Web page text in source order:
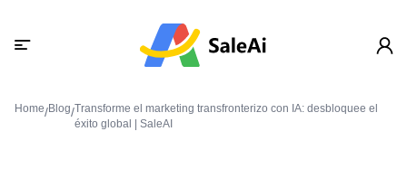
Home/Blog/Transforme el marketing transfronterizo con IA: desbloquee el
éxito global | SaleAI